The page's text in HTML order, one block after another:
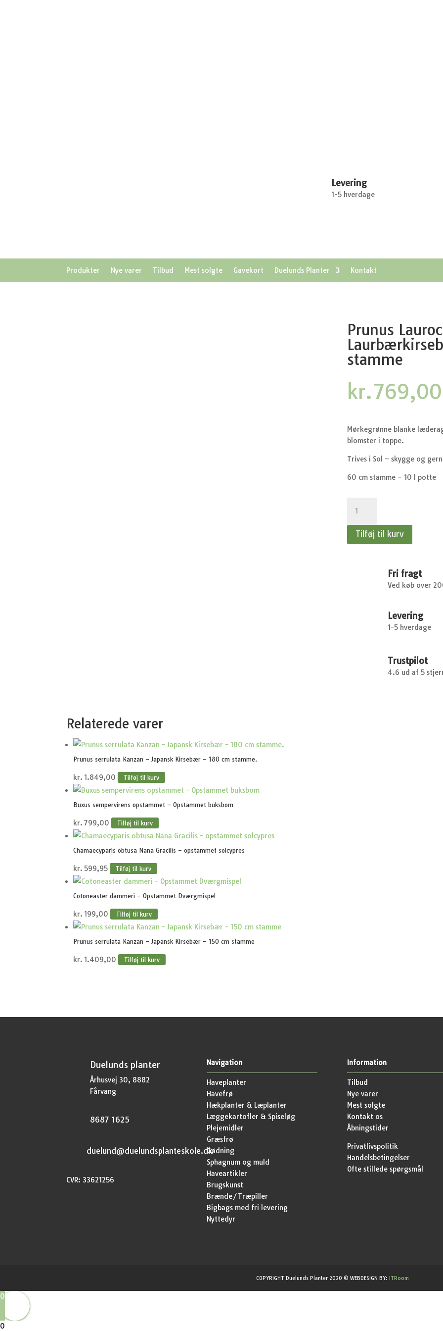
Levering
1-5 hverdage
Produkter Nye varer Tilbud Mest solgte Gavekort Duelunds Planter Kontakt
Prunus
stamme
kr.769,00
Mørkegrønne blanke
blomster i toppe.
Trives i Sol – skygge og
60 cm stamme – 10 l potte
Laurocerasus
Otto
Luyken
Tilføj til kurv
Fri fragt
Ved køb over
Levering
1-5 hverdage
Trustpilot
4.6 ud af 5
Relaterede varer
Prunus serrulata Kanzan – Japansk Kirsebær – 180 cm stamme.
kr. 1.849,00 Tilføj til kurv
Buxus sempervirens opstammet – Opstammet buksbom
kr. 799,00 Tilføj til kurv
Chamaecyparis obtusa Nana Gracilis – opstammet solcypres
kr. 599,95 Tilføj til kurv
Cotoneaster dammeri – Opstammet Dværgmispel
kr. 199,00 Tilføj til kurv
Prunus serrulata Kanzan – Japansk Kirsebær – 150 cm stamme
kr. 1.409,00 Tilføj til kurv
Duelunds planter
Århusvej 30, 8882
Fårvang
8687 1625
duelund@duelundsplanteskole.dk
CVR: 33621256
Navigation
Haveplanter
Havefrø
Hækplanter & Læplanter
Læggekartofler & Spiseløg
Plejemidler
Græsfrø
Gødning
Sphagnum og muld
Haveartikler
Brugskunst
Brænde/Træpiller
Bigbags med fri levering
Nyttedyr
Information
Tilbud
Nye varer
Mest solgte
Kontakt os
Åbningstider
Privatlivspolitik
Handelsbetingelser
Ofte stillede spørgsmål
COPYRIGHT Duelunds Planter 2020 © WEBDESIGN BY: ITRoom
0
0